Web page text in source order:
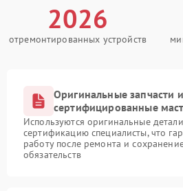
2026
отремонтированных устройств
Оригинальные запчасти и
сертифицированные
Используются оригинальные
сертификацию специалисты, что
работу после ремонта и
обязательств